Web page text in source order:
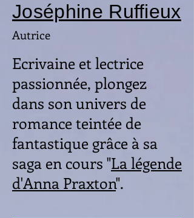
Joséphine Ruffieux
Autrice
Ecrivaine et lectrice
passionnée, plongez
dans son univers de
romance teintée de
fantastique grâce à sa
saga en cours "La légende
d'Anna Praxton".